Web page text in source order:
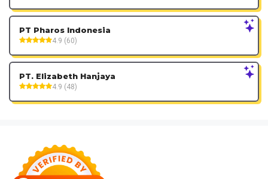
PT Pharos Indonesia
4.9 (60)
PT. Elizabeth Hanjaya
4.9 (48)